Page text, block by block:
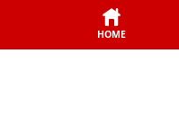
HOME